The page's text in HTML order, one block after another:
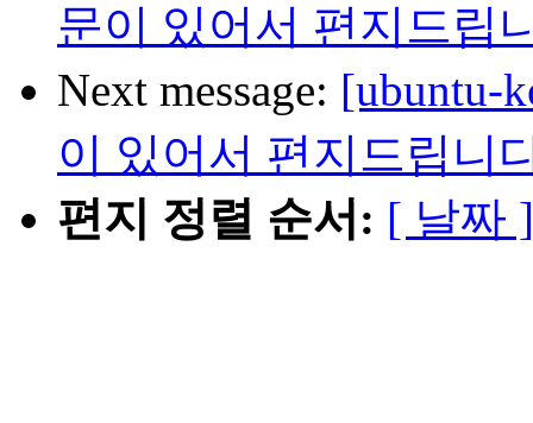
문이 있어서 편지드립
Next message: [ubuntu-
이 있어서 편지드립니
편지 정렬 순서: [ 날짜 ]